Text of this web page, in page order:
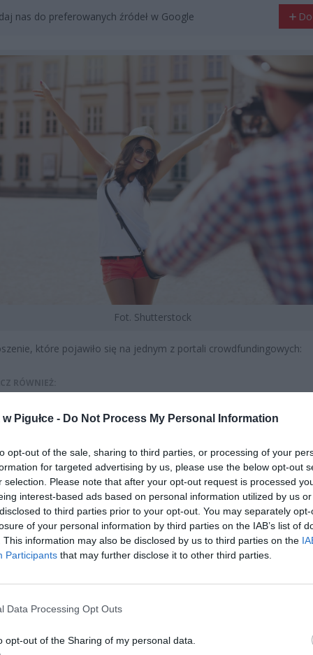
Pigułce - Do Not Process My Personal Information
opt-out of the sale, sharing to third parties, or processing of your
for targeted advertising by us, please use the below opt-out
selection. Please note that after your opt-out request is processed
interest-based ads based on personal information utilized by us
to third parties prior to your opt-out. You may separately
of your personal information by third parties on the IAB’s list of
This information may also be disclosed by us to third parties on the
Participants that may further disclose it to other third parties.
Data Processing Opt Outs
opt-out of the Sharing of my personal data.
nas do preferowanych źródeł w Google
Fot. Shutterstock
które pojawiło się na jednym z portali crowdfundingowych:
RÓWNIEŻ:
senior przy emeryturze 2200, 2400, 2600 i 2700 zł
przecenił hit do kuchni. Air fryer tańszy aż o 150 zł, a to
2026 16:06
ad